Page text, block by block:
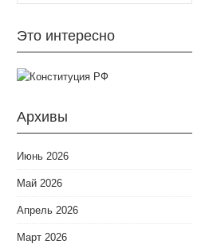
Это интересно
Архивы
Июнь 2026
Май 2026
Апрель 2026
Март 2026